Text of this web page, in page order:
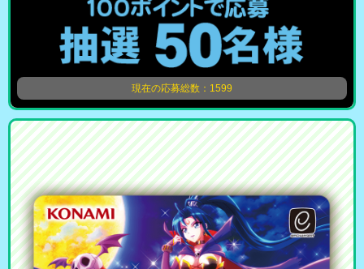
現在の応募総数：1599